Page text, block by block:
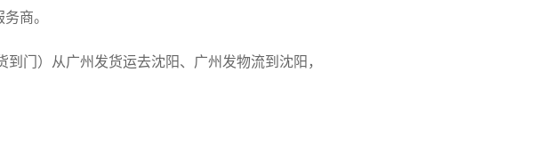
商。
门）从广州发货运去沈阳、广州发物流到沈阳，